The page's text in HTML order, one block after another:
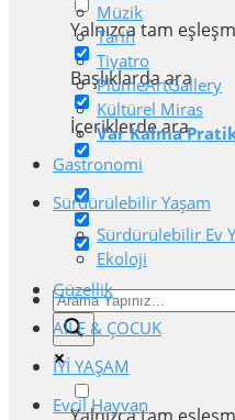
Yalnızca tam
Başlıklarda ara
İçeriklerde ara
Müzik
Tarih
Tiyatro
PlumeArtGallery
Kültürel Miras
Var Kalma
Gastronomi
Sürdürülebilir Yaşam
Sürdürülebilir Ev
Ekoloji
Güzellik
AİLE & ÇOCUK
İYİ YAŞAM
Evcil Hayvan